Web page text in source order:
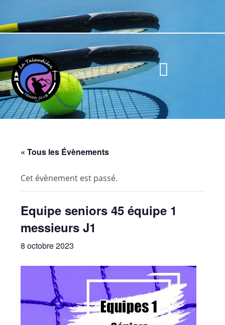
« Tous les Évènements
Cet évènement est passé.
Equipe seniors 45 équipe 1
messieurs J1
8 octobre 2023